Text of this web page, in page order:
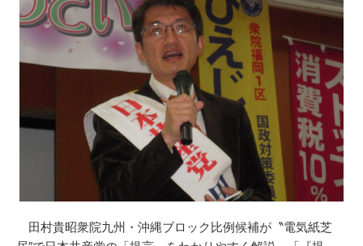
田村貴昭衆院九州・沖縄ブロック比例候補が〝電気紙芝